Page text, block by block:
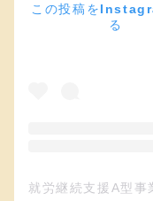
この投稿を
る